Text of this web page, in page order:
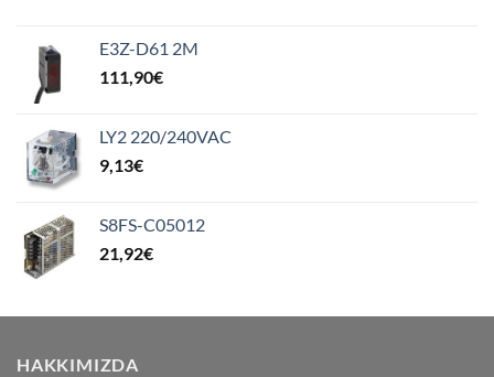
E3Z-D61 2M
111,90€
LY2 220/240VAC
9,13€
S8FS-C05012
21,92€
HAKKIMIZDA